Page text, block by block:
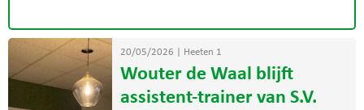
20/05/2026 Heeten 1
Wouter de Waal blijft
assistent-trainer van S.V.